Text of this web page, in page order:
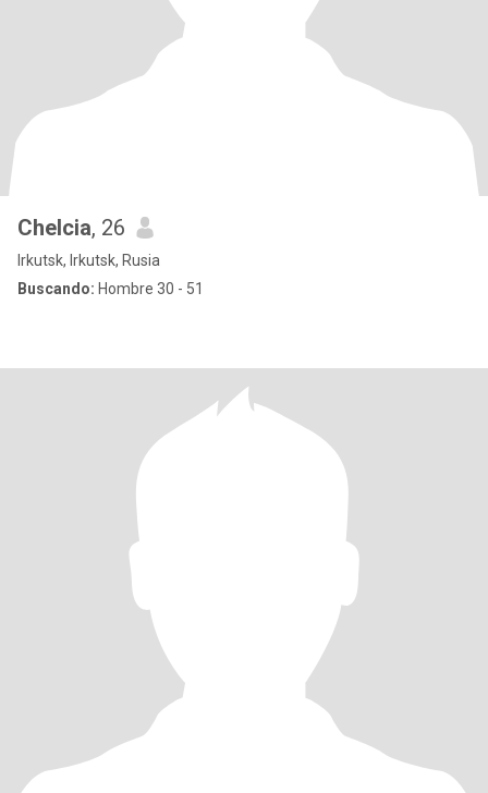
Chelcia, 26
Irkutsk, Irkutsk, Rusia
Buscando: Hombre 30 - 51